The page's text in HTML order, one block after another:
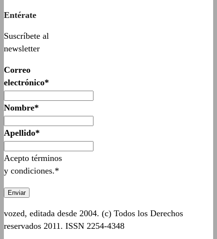
Entérate
Suscríbete al
newsletter
Correo
electrónico*
Nombre*
Apellido*
Acepto términos
y condiciones.*
vozed, editada desde 2004. (c) Todos los Derechos
reservados 2011. ISSN 2254-4348